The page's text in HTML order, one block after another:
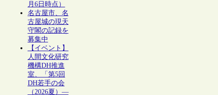
月6日時点）
名古屋市、名
古屋城の現天
守閣の記録を
募集中
【イベント】
人間文化研究
機構DH推進
室、「第5回
DH若手の会
（2026夏）―